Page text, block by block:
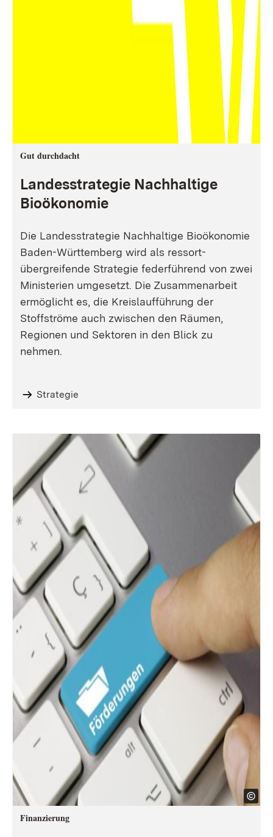
Gut durchdacht
Landesstrategie Nachhaltige
Bioökonomie
Die Landesstrategie Nachhaltige Bioökonomie
Baden-Württemberg wird als ressort-
übergreifende Strategie federführend von zwei
Ministerien umgesetzt. Die Zusammenarbeit
ermöglicht es, die Kreislaufführung der
Stoffströme auch zwischen den Räumen,
Regionen und Sektoren in den Blick zu
nehmen.
Strategie
Finanzierung